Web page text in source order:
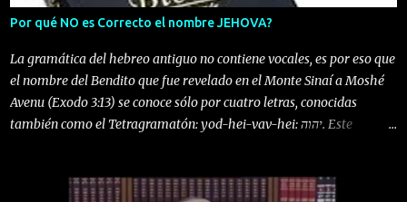
Por qué NO es Correcto el nombre JEHOVA?
La gramática del hebreo antiguo no contiene vocales, es por eso que
el nombre del Bendito que fue revelado en el Monte Sinaí a Moshé
Avenu (Exodo 3:13) se conoce sólo por cuatro letras, conocidas
también como el Tetragramatón: yod-hei-vav-hei: יהוה. Este
correspondientes, pero con el transcurso de la historia se olvidó la